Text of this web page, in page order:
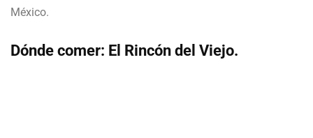
México.
Dónde comer: El Rincón del Viejo.